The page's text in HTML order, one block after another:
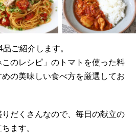
ご紹介します。
のレシピ」のトマトを使った料
の美味しい食べ方を厳選してお
だくさんなので、毎日の献立の
ます。